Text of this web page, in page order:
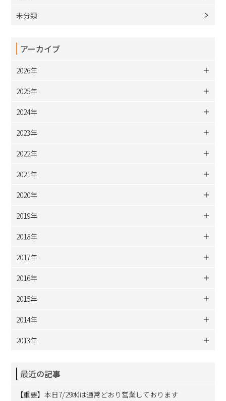
未分類
アーカイブ
2026年
2025年
2024年
2023年
2022年
2021年
2020年
2019年
2018年
2017年
2016年
2015年
2014年
2013年
最近の記事
【重要】本日7/29㈬は通常どおり営業しております